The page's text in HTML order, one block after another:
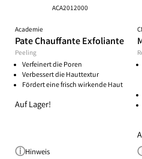
ACA2012000
Academie
Pate Chauffante Exfoliante
Peeling
Verfeinert die Poren
Verbessert die Hauttextur
Fördert eine frisch wirkende Haut
Auf Lager!
Hinweis